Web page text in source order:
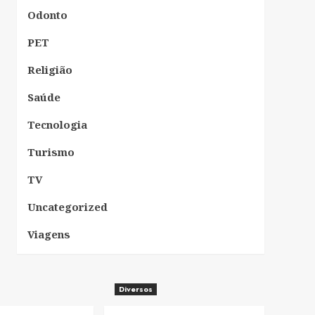
Odonto
PET
Religião
Saúde
Tecnologia
Turismo
TV
Uncategorized
Viagens
Diversos